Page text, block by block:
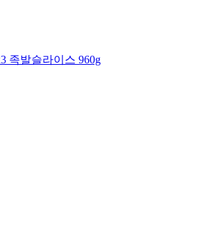
족발슬라이스 960g